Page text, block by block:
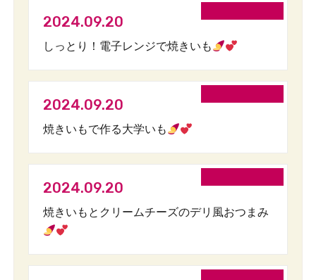
2024.09.20
しっとり！電子レンジで焼きいも
2024.09.20
焼きいもで作る大学いも
2024.09.20
焼きいもとクリームチーズのデリ風おつまみ